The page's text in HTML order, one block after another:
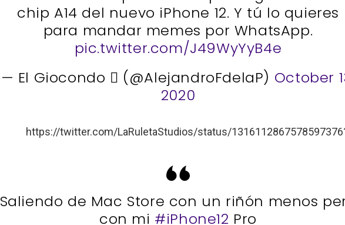
chip A14 del nuevo iPhone 12. Y tú lo quieres
para mandar memes por WhatsApp.
pic.twitter.com/J49WyYyB4e
— El Giocondo  (@AlejandroFdelaP) October
2020
https://twitter.com/LaRuletaStudios/status/
Saliendo de Mac Store con un riñón menos
con mi #iPhone12 Pro